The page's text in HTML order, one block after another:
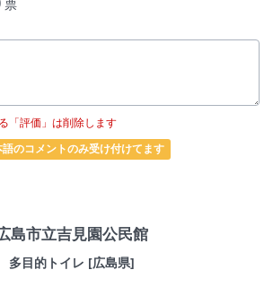
票
「評価」は削除します
のコメントのみ受け付けてます
島市立吉見園公民館
多目的トイレ [広島県]